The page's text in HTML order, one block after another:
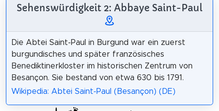
Sehenswürdigkeit 2: Abbaye Saint-Paul
Die Abtei Saint-Paul in Burgund war ein zuerst
burgundisches und später französisches
Benediktinerkloster im historischen Zentrum von
Besançon. Sie bestand von etwa 630 bis 1791.
Wikipedia: Abtei Saint-Paul (Besançon) (DE)